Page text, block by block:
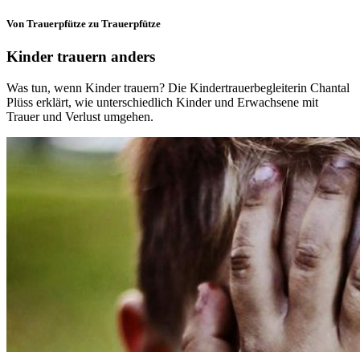
Von Trauerpfütze zu Trauerpfütze
Kinder trauern anders
Was tun, wenn Kinder trauern? Die Kindertrauerbegleiterin Chantal
Plüss erklärt, wie unterschiedlich Kinder und Erwachsene mit
Trauer und Verlust umgehen.